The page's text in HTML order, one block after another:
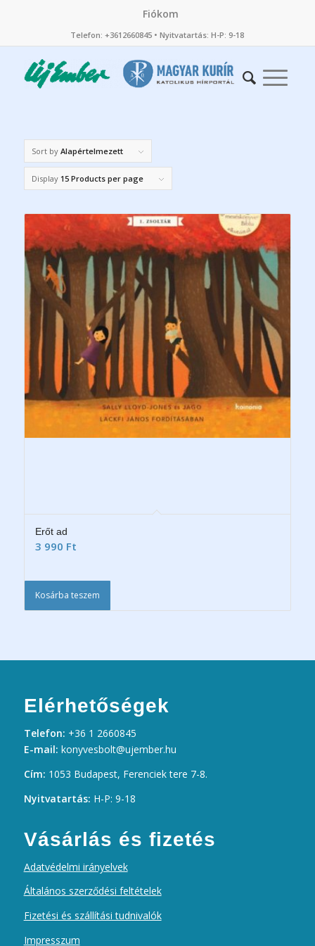
Fiókom
Telefon: +3612660845 • Nyitvatartás: H-P: 9-18
Sort by Alapértelmezett
Display 15 Products per page
Erőt ad
3 990 Ft
Kosárba teszem
Elérhetőségek
Telefon: +36 1 2660845
E-mail: konyvesbolt@ujember.hu
Cím: 1053 Budapest, Ferenciek tere 7-8.
Nyitvatartás: H-P: 9-18
Vásárlás és fizetés
Adatvédelmi irányelvek
Általános szerződési feltételek
Fizetési és szállítási tudnivalók
Impresszum